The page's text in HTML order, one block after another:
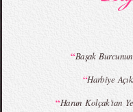
MBFWI - Giray Sepin 2015 Yaz
“Başak
“Harbiye
“Harun Kolçak’tan